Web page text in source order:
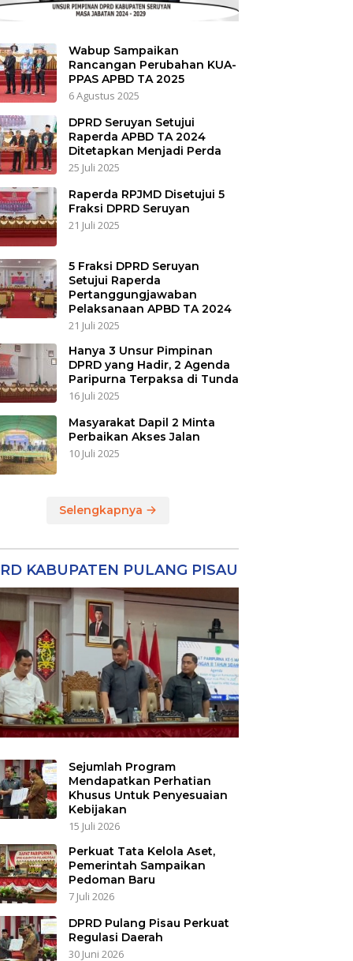
Wabup Sampaikan
Rancangan Perubahan KUA-
PPAS APBD TA 2025
6 Agustus 2025
DPRD Seruyan Setujui
Raperda APBD TA 2024
Ditetapkan Menjadi Perda
25 Juli 2025
Raperda RPJMD Disetujui 5
Fraksi DPRD Seruyan
21 Juli 2025
5 Fraksi DPRD Seruyan
Setujui Raperda
Pertanggungjawaban
Pelaksanaan APBD TA 2024
21 Juli 2025
Hanya 3 Unsur Pimpinan
DPRD yang Hadir, 2 Agenda
Paripurna Terpaksa di Tunda
16 Juli 2025
Masyarakat Dapil 2 Minta
Perbaikan Akses Jalan
10 Juli 2025
Selengkapnya
KABUPATEN PULANG PISAU
Sejumlah Program
Mendapatkan Perhatian
Khusus Untuk Penyesuaian
Kebijakan
15 Juli 2026
Perkuat Tata Kelola Aset,
Pemerintah Sampaikan
Pedoman Baru
7 Juli 2026
DPRD Pulang Pisau Perkuat
Regulasi Daerah
30 Juni 2026